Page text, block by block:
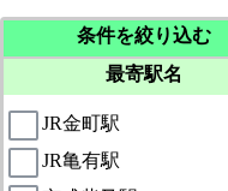
条件を絞り込む
最寄駅名
JR金町駅
JR亀有駅